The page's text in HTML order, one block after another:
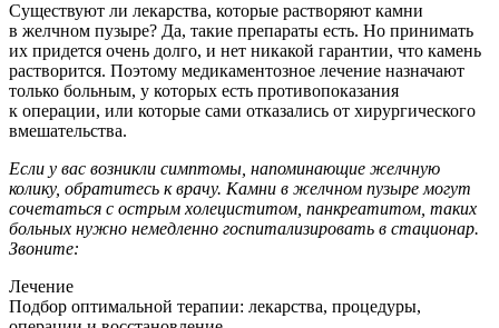
Существуют ли лекарства, которые растворяют камни
в желчном пузыре? Да, такие препараты есть. Но принимать
их придется очень долго, и нет никакой гарантии, что камень
растворится. Поэтому медикаментозное лечение назначают
только больным, у которых есть противопоказания
к операции, или которые сами отказались от хирургического
вмешательства.
Если у вас возникли симптомы, напоминающие желчную
колику, обратитесь к врачу. Камни в желчном пузыре могут
сочетаться с острым холециститом, панкреатитом, таких
больных нужно немедленно госпитализировать в стационар.
Звоните:
Лечение
Подбор оптимальной терапии: лекарства, процедуры,